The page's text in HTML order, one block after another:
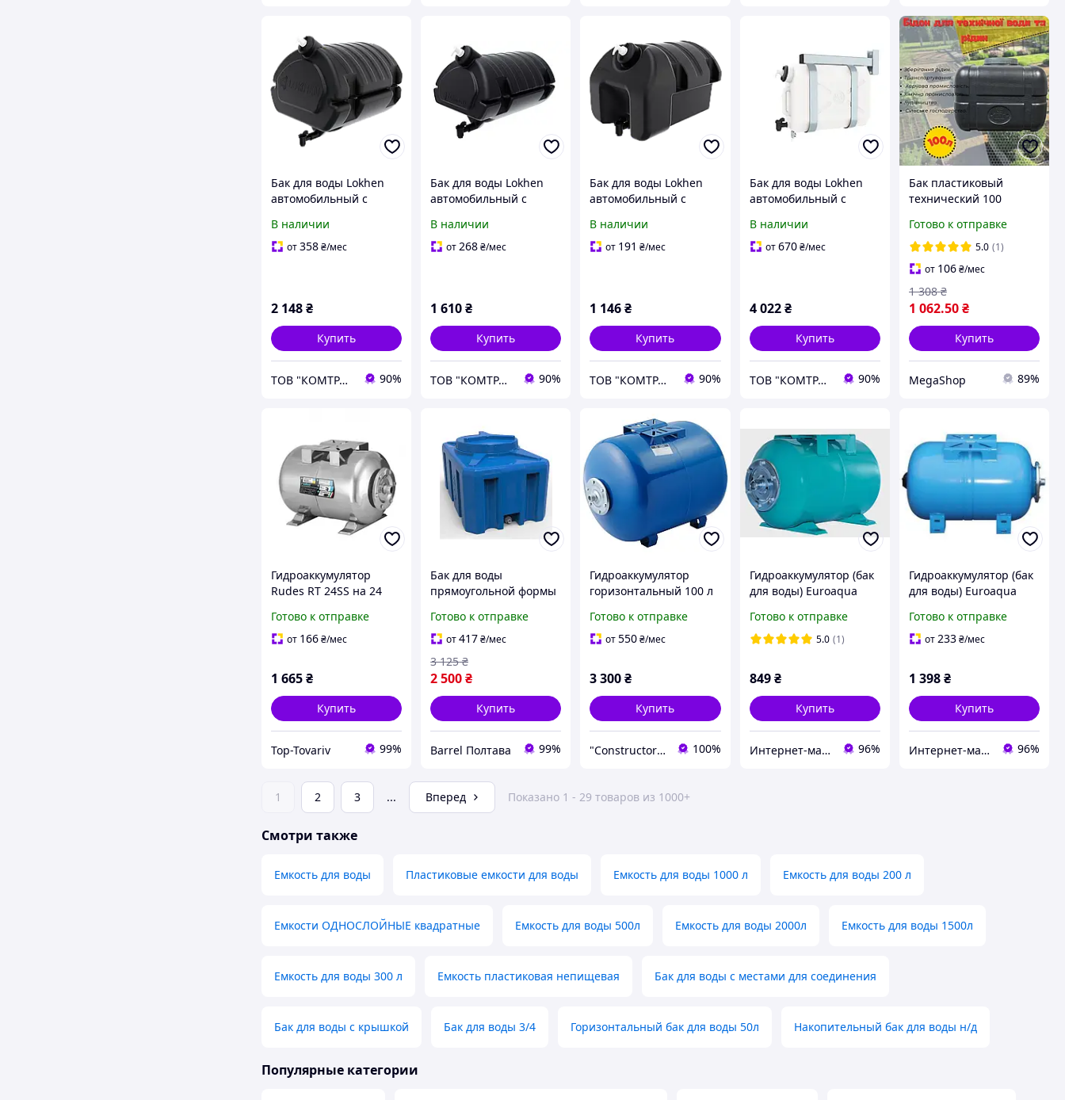
Бак для воды Lokhen
автомобильный с
(рукомойник) 50 литров
В наличии
от358₴/мес
2 148₴
Купить
ТОВ "КОМТРАНС УКРАЇНА" 90%
Бак для воды Lokhen
автомобильный с
(рукомойник) 30 литров
В наличии
от268₴/мес
1 610₴
Купить
ТОВ "КОМТРАНС УКРАЇНА" 90%
Бак для воды Lokhen
автомобильный с
(рукомойник) 18 литров
В наличии
от 191 ₴/мес
1 146₴
Купить
ТОВ "КОМТРАНС УКРАЇНА" 90%
Бак для воды Lokhen
автомобильный с
(рукомойник) 25 литров
В наличии
от670 ₴/мес
4 022 ₴
Купить
ТОВ "КОМТРАНС УКРАЇНА" 90%
Бак пластиковый
технический 100
технической воды и
жидкостей, бак для
дачи с крышкой
Готово к отправке
5.0 (1)
от 106₴/мес
1 062.50₴
1 308 ₴
Купить
MegaShop 89%
Гидроаккумулятор
Rudes RT 24SS на 24
сталь для воды бак
расширительный для
Готово к отправке
от 166₴/мес
1 665₴
Купить
Top-Tovariv 99%
Бак для воды
прямоугольной формы
Готово к отправке
от417₴/мес
2 500₴
3 125 ₴
Купить
Barrel Полтава 99%
Гидроаккумулятор
горизонтальный 100 л
Расширительный бак
для воды для дома на
Готово к отправке
от550₴/мес
3 300₴
Купить
"Constructor Tepla" Конструктор Тепла 100%
Гидроаккумулятор (бак
для воды) Euroaqua
литра
Готово к отправке
5.0 (1)
849 ₴
Купить
Интернет-магазин электро-бытовых товаров "Восторг" 96%
Гидроаккумулятор (бак
для воды) Euroaqua
литров
Готово к отправке
от233₴/мес
1 398₴
Купить
Интернет-магазин электро-бытовых товаров "Восторг" 96%
1 2 3 ... Вперед Показано 1 - 29 товаров из 1000+
Смотри также
Емкость для воды Пластиковые емкости для воды Емкость для воды 1000 л Емкость для воды 200 л
Емкости ОДНОСЛОЙНЫЕ квадратные Емкость для воды 500л Емкость для воды 2000л Емкость для воды 1500л
Емкость для воды 300 л Емкость пластиковая непищевая Бак для воды с местами для соединения
Бак для воды с крышкой Бак для воды 3/4 Горизонтальный бак для воды 50л Накопительный бак для воды н/д
Популярные категории